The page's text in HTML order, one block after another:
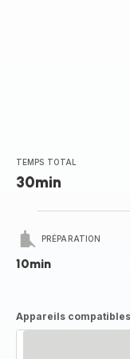
TEMPS TOTAL
30min
PRÉPARATION
10min
Appareils